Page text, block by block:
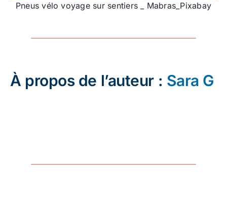
Pneus vélo voyage sur sentiers _ Mabras_Pixabay
À propos de l’auteur : Sara G